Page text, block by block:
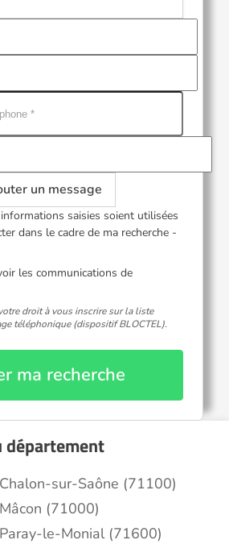
un message
saisies soient utilisées
dans le cadre de ma recherche -
les communications de
droit à vous inscrire sur la liste
téléphonique (dispositif BLOCTEL).
ma recherche
département
sur-Saône (71100)
(71000)
le-Monial (71600)